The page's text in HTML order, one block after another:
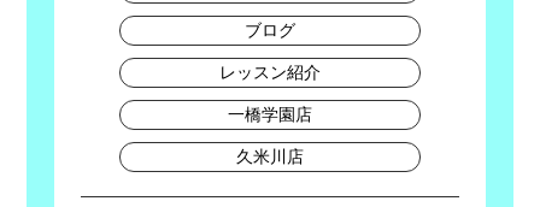
ブログ
レッスン紹介
一橋学園店
久米川店